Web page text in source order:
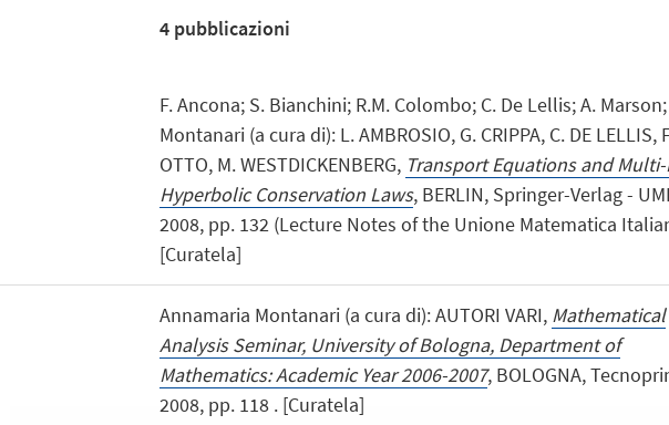
4pubblicazioni
F. Ancona; S. Bianchini; R.M. Colombo; C. De Lellis; A.
Montanari (a cura di): L. AMBROSIO, G. CRIPPA, C. DE LELLIS,
OTTO, M. WESTDICKENBERG, Transport Equations and Multi-
Hyperbolic Conservation Laws, BERLIN, Springer-Verlag -
2008, pp. 132 (Lecture Notes of the Unione Matematica
[Curatela]
Annamaria Montanari (a cura di): AUTORI VARI, Mathematical
Analysis Seminar, University of Bologna, Department of
Mathematics: Academic Year 2006-2007, BOLOGNA,
2008, pp. 118 . [Curatela]